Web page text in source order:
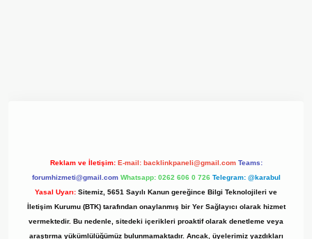
Reklam ve İletişim: E-mail: backlinkpaneli@gmail.com Teams:
forumhizmeti@gmail.com Whatsapp: 0262 606 0 726 Telegram: @karabul
Yasal Uyarı: Sitemiz, 5651 Sayılı Kanun gereğince Bilgi Teknolojileri ve
İletişim Kurumu (BTK) tarafından onaylanmış bir Yer Sağlayıcı olarak hizmet
vermektedir. Bu nedenle, sitedeki içerikleri proaktif olarak denetleme veya
araştırma yükümlülüğümüz bulunmamaktadır. Ancak, üyelerimiz yazdıkları